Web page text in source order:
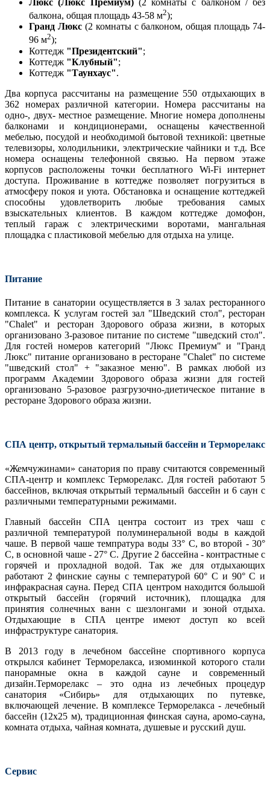
Люкс (Люкс Премиум)(2 комнаты с балконом / без
балкона, общая площадь 43-58 м2);
Гранд Люкс(2 комнаты с балконом, общая площадь 74-
96 м2);
Коттедж "Президентский";
Коттедж "Клубный";
Коттедж "Таунхаус".
Два корпуса рассчитаны на размещение 550 отдыхающих в
362 номерах различной категории. Номера рассчитаны на
одно-, двух- местное размещение. Многие номера дополнены
балконами и кондиционерами, оснащены качественной
мебелью, посудой и необходимой бытовой техникой: цветные
телевизоры, холодильники, электрические чайники и т.д. Все
номера оснащены телефонной связью. На первом этаже
корпусов расположены точки бесплатного Wi-Fi интернет
доступа. Проживание в коттедже позволяет погрузиться в
атмосферу покоя и уюта. Обстановка и оснащение коттеджей
способны удовлетворить любые требования самых
взыскательных клиентов. В каждом коттедже домофон,
теплый гараж с электрическими воротами, мангальная
площадка с пластиковой мебелью для отдыха на улице.
Питание
Питание в санатории оcуществляется в 3 залах ресторанного
комплекса. К услугам гостей зал "Шведский стол", ресторан
"Chalet" и ресторан Здорового образа жизни, в которых
организовано 3-разовое питание по системе "шведский стол".
Для гостей номеров категорий "Люкс Премиум" и "Гранд
Люкс" питание организовано в ресторане "Chalet" по системе
"шведский стол" + "заказное меню". В рамках любой из
программ Академии Здорового образа жизни для гостей
организовано 5-разовое разгрузочно-диетическое питание в
ресторане Здорового образа жизни.
СПА центр, открытый термальный бассейн и Терморелакс
«Жемчужинами» санатория по праву считаются современный
СПА-центр и комплекс Терморелакс. Для гостей работают 5
бассейнов, включая открытый термальный бассейн и 6 саун с
различными температурными режимами.
Главный бассейн СПА центра состоит из трех чаш с
различной температурой полуминеральной воды в каждой
чаше. В первой чаше темпратура воды 33° С, во второй - 30°
С, в основной чаше - 27° С. Другие 2 бассейна - контрастные с
горячей и прохладной водой. Так же для отдыхающих
работают 2 финские сауны с температурой 60° С и 90° С и
инфракрасная сауна. Перед СПА центром находится большой
открытый бассейн (горячий источник), площадка для
принятия солнечных ванн с шезлонгами и зоной отдыха.
Отдыхающие в СПА центре имеют доступ ко всей
инфраструктуре санатория.
В 2013 году в лечебном бассейне спортивного корпуса
открылся кабинет Терморелакса, изюминкой которого стали
панорамные окна в каждой сауне и современный
дизайн.Терморелакс – это одна из лечебных процедур
санатория «Сибирь» для отдыхающих по путевке,
включающей лечение. В комплексе Терморелакса - лечебный
бассейн (12х25 м), традиционная финская сауна, аромо-сауна,
комната отдыха, чайная комната, душевые и русский душ.
Сервис